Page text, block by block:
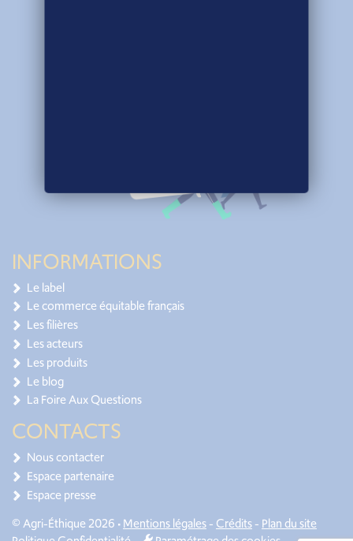
INFORMATIONS
Le label
Le commerce équitable français
Les filières
Les acteurs
Les produits
Le blog
La Foire Aux Questions
CONTACTS
Nous contacter
Espace partenaire
Espace presse
© Agri-Éthique 2026 •Mentions légales- Crédits- Plan du site